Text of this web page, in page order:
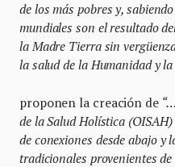
de los más pobres y,
mundiales son el resultado
la Madre Tierra sin
la salud de la Humanidad y
proponen la creación de
de la Salud Holística
de conexiones desde abajo y
tradicionales provenientes